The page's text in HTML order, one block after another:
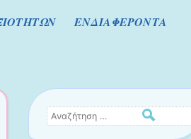
ΕΝΔΙΑΦΕΡΟΝΤΑ
Αναζήτηση